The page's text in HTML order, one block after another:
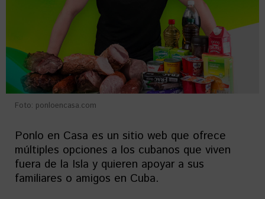
Foto: ponloencasa.com
Ponlo en Casa es un sitio web que ofrece
múltiples opciones a los cubanos que viven
fuera de la Isla y quieren apoyar a sus
familiares o amigos en Cuba.